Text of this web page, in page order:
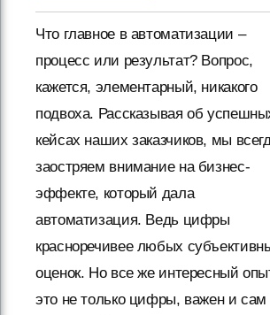
Что главное в автоматизации –
процесс или результат? Вопрос,
кажется, элементарный, никакого
подвоха. Рассказывая об
кейсах наших заказчиков, мы
заостряем внимание на бизнес-
эффекте, который дала
автоматизация. Ведь цифры
красноречивее любых
оценок. Но все же интересный
это не только цифры, важен и сам